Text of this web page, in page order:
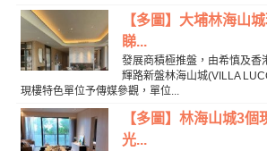
【多圖】大埔林海山
睇...
發展商積極推盤，由希慎及香
輝路新盤林海山城(VILLA
現樓特色單位予傳媒參觀，單位...
【多圖】林海山城3個
光...